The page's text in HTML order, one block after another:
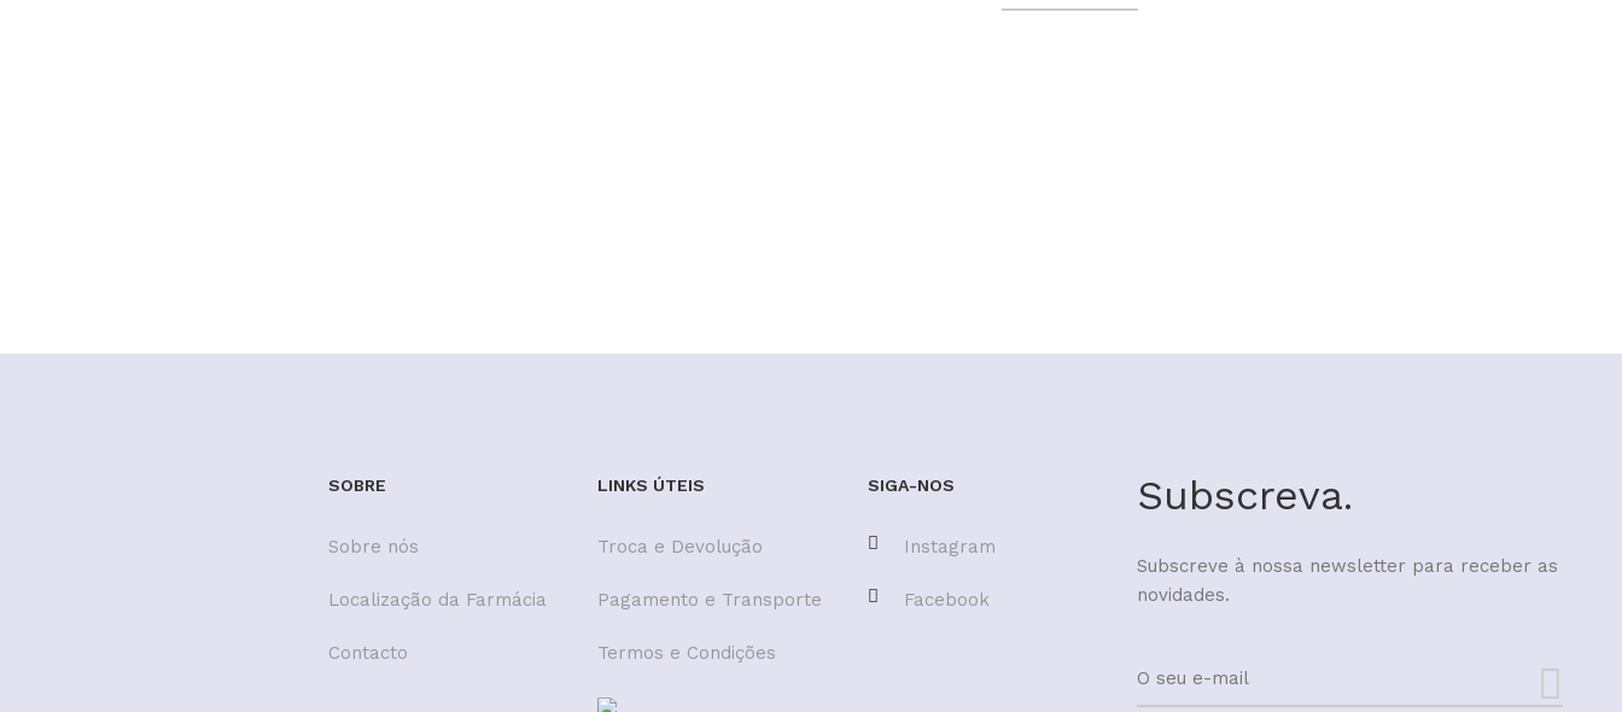
SOBRE
Sobre nós
Localização da Farmácia
Contacto
LINKS ÚTEIS
Troca e Devolução
Pagamento e Transporte
Termos e Condições
SIGA-NOS
Instagram
Facebook
Subscreva.
Subscreve à nossa newsletter para receber as
novidades.